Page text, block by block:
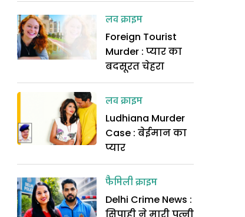
लव क्राइम
Foreign Tourist
Murder : प्यार का
बदसूरत चेहरा
लव क्राइम
Ludhiana Murder
Case : बेईमान का
प्यार
फैमिली क्राइम
Delhi Crime News :